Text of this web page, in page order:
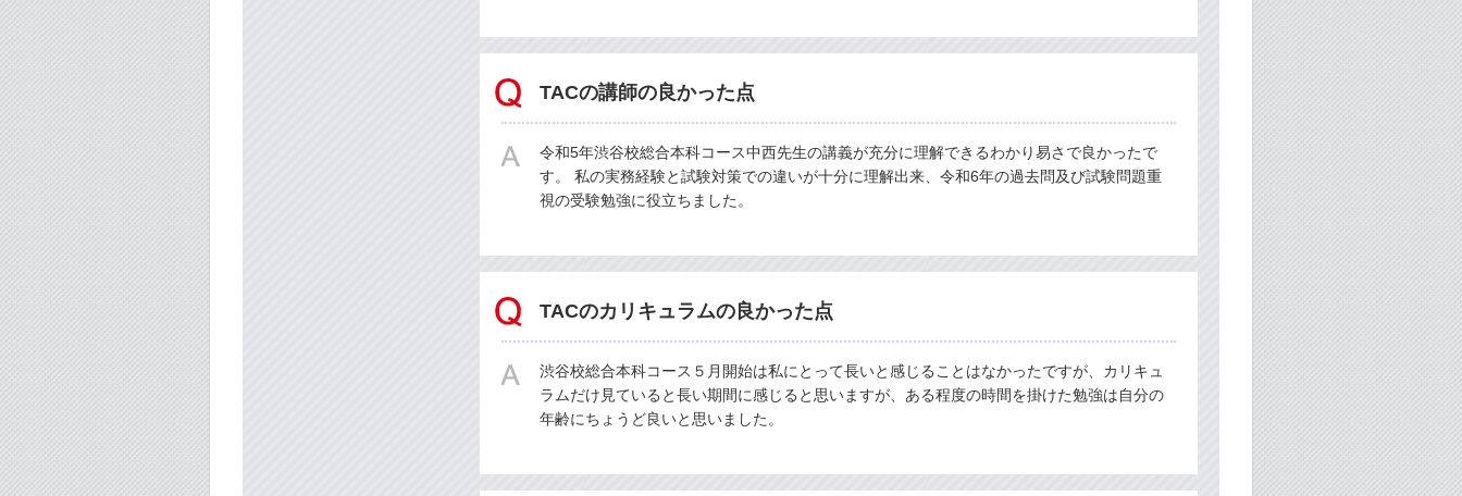
TACの講師の良かった点
令和5年渋谷校総合本科コース中西先生の講義が充分に理解できるわかり易さで良かったで
す。 私の実務経験と試験対策での違いが十分に理解出来、令和6年の過去問及び試験問題重
視の受験勉強に役立ちました。
TACのカリキュラムの良かった点
渋谷校総合本科コース５月開始は私にとって長いと感じることはなかったですが、カリキュ
ラムだけ見ていると長い期間に感じると思いますが、ある程度の時間を掛けた勉強は自分の
年齢にちょうど良いと思いました。